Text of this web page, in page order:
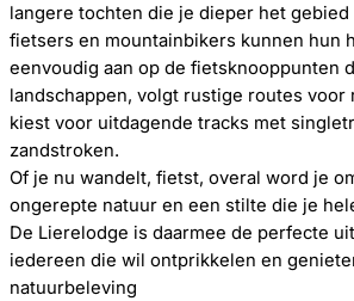
langere tochten die je dieper het gebied
fietsers en mountainbikers kunnen hun
eenvoudig aan op de fietsknooppunten
landschappen, volgt rustige routes
kiest voor uitdagende tracks met
zandstroken.
Of je nu wandelt, fietst, overal word je
ongerepte natuur en een stilte die je
De Lierelodge is daarmee de perfecte
iedereen die wil ontprikkelen en
natuurbeleving